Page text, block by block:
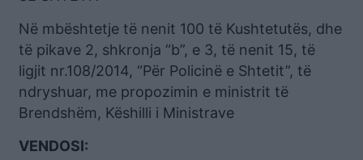
Në mbështetje të nenit 100 të Kushtetutës, dhe
të pikave 2, shkronja “b”, e 3, të nenit 15, të
ligjit nr.108/2014, “Për Policinë e Shtetit”, të
ndryshuar, me propozimin e ministrit të
Brendshëm, Këshilli i Ministrave
VENDOSI: